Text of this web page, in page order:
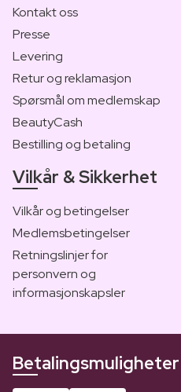
Kontakt oss
Presse
Levering
Retur og reklamasjon
Spørsmål om medlemskap
BeautyCash
Bestilling og betaling
Vilkår & Sikkerhet
Vilkår og betingelser
Medlemsbetingelser
Retningslinjer for
personvern og
informasjonskapsler
Betalingsmuligheter